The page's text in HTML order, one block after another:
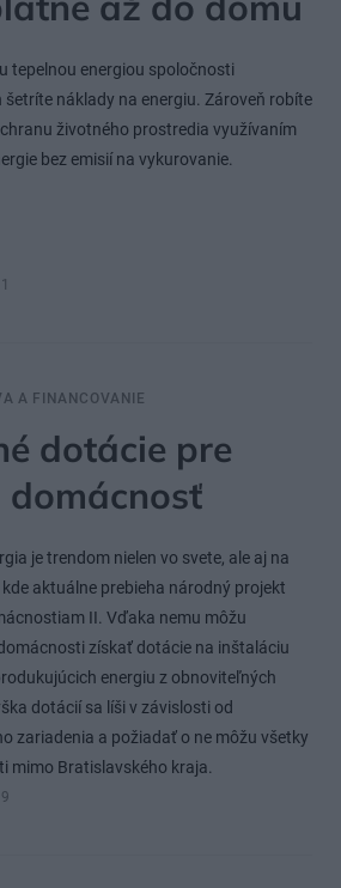
tepelnou energiou spoločnosti
šetríte náklady na energiu. Zároveň robíte
životného prostredia využívaním
bez emisií na vykurovanie.
A FINANCOVANIE
dotácie pre
domácnosť
je trendom nielen vo svete, ale aj na
kde aktuálne prebieha národný projekt
II. Vďaka nemu môžu
získať dotácie na inštaláciu
energiu z obnoviteľných
dotácií sa líši v závislosti od
zariadenia a požiadať o ne môžu všetky
mimo Bratislavského kraja.